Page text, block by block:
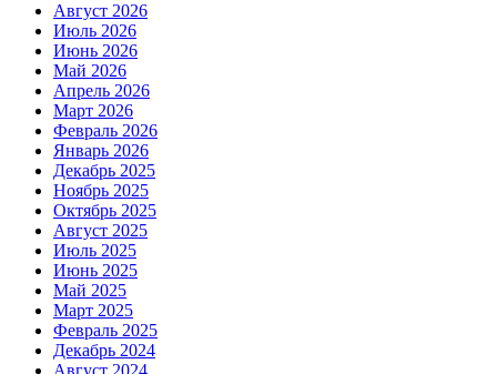
Август 2026
Июль 2026
Июнь 2026
Май 2026
Апрель 2026
Март 2026
Февраль 2026
Январь 2026
Декабрь 2025
Ноябрь 2025
Октябрь 2025
Август 2025
Июль 2025
Июнь 2025
Май 2025
Март 2025
Февраль 2025
Декабрь 2024